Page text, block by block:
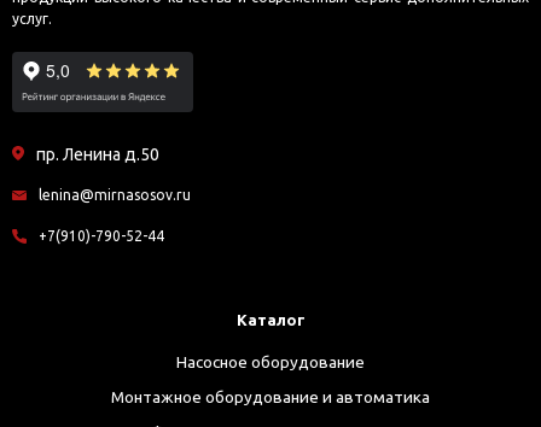
услуг.
пр. Ленина д.50
lenina@mirnasosov.ru
+7(910)-790-52-44
Каталог
Насосное оборудование
Монтажное оборудование и автоматика